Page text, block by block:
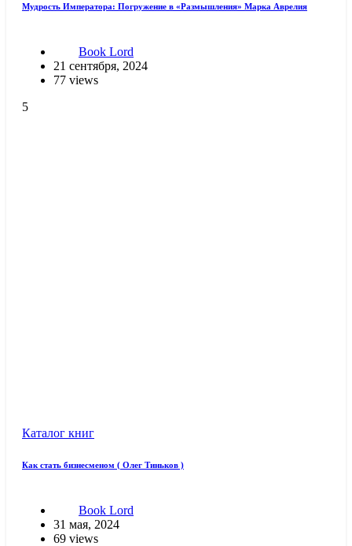
Мудрость Императора: Погружение в «Размышления» Марка Аврелия
Book Lord
21 сентября, 2024
77 views
5
Каталог книг
Как стать бизнесменом ( Олег Тиньков )
Book Lord
31 мая, 2024
69 views